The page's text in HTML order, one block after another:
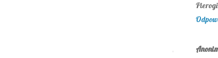
Pierogi